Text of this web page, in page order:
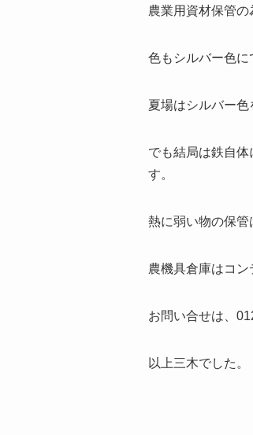
農業用資材保管の
色もシルバー色に
夏場はシルバー色
でも結局は鉄自
す。
熱に弱い物の保管
農機具倉庫はコン
お問い合せは、
以上三木でした。